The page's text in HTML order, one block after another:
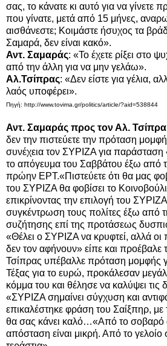
σας, το κάνατε κι αυτό για να
που γίνατε, μετά από 15 μήνες,
αισθάνεστε; Κοιμάστε ήσυχος τα
Σαμαρά, δεν είναι κακό».
Αντ. Σαμαράς: «Το έχετε ρίξει στο
από την άλλη για να μην γελάω».
Αλ.Τσίπρας: «Δεν είστε για γέλια,
λαός υποφέρει».
Πηγή: http://www.tovima.gr/politics/article/?aid=538844
Αντ. Σαμαράς προς τον Αλ.
δεν την πιστεύετε την πρόταση
συνέχεια τον ΣΥΡΙΖΑ για παράσταση
το απόγευμα του Σαββάτου έξω από
πρώην ΕΡΤ.«Πιστεύετε ότι θα μας
του ΣΥΡΙΖΑ θα φοβίσει το
επικρίνοντας την επιλογή του
συγκέντρωση τους πολίτες έξω από
συζήτησης επί της προτάσεως
«Θέλει ο ΣΥΡΙΖΑ να κρυφτεί, αλλά οι
δεν τον αφήνουν» είπε και προέβαλε
Τσίπρας υπέβαλλε πρόταση μομφής
Τέξας για το ευρώ, προκάλεσαν
κόμμα του και θέλησε να καλύψει τις
«ΣΥΡΙΖΑ σημαίνει σύγχυση και
επικαλέστηκε φράση του Σαίξπηρ,
θα σας κάνει καλό…«Από το σοβαρό
απόσταση είναι μικρή. Από το γελοίο